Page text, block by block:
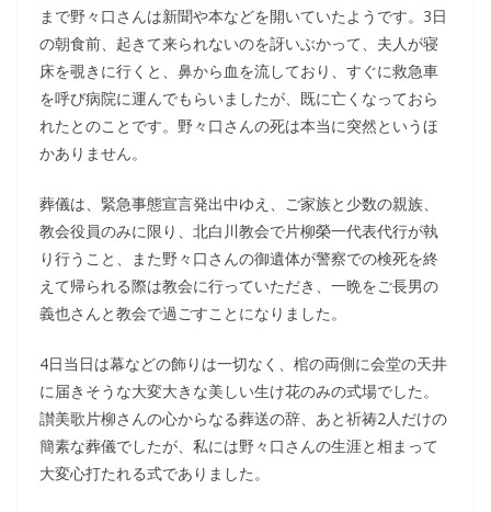
まで野々口さんは新聞や本などを開いていたようです。3日
の朝食前、起きて来られないのを訝いぶかって、夫人が寝
床を覗きに行くと、鼻から血を流しており、すぐに救急車
を呼び病院に運んでもらいましたが、既に亡くなっておら
れたとのことです。野々口さんの死は本当に突然というほ
かありません。
葬儀は、緊急事態宣言発出中ゆえ、ご家族と少数の親族、
教会役員のみに限り、北白川教会で片柳榮一代表代行が執
り行うこと、また野々口さんの御遺体が警察での検死を終
えて帰られる際は教会に行っていただき、一晩をご長男の
義也さんと教会で過ごすことになりました。
4日当日は幕などの飾りは一切なく、棺の両側に会堂の天井
に届きそうな大変大きな美しい生け花のみの式場でした。
讃美歌片柳さんの心からなる葬送の辞、あと祈祷2人だけの
簡素な葬儀でしたが、私には野々口さんの生涯と相まって
大変心打たれる式でありました。